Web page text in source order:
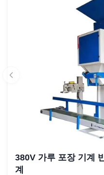
380V 가루 포장 기계
계